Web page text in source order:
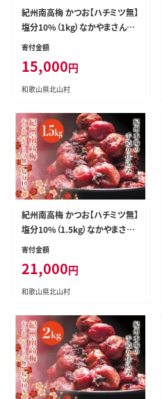
紀州南高梅 かつお【ハチミツ無】
塩分10%（1kg）なかやまさんち
の梅干 うめ ウメ【nky002-210
寄付金額
15,000円
和歌山県北山村
紀州南高梅 かつお【ハチミツ無】
塩分10%（1.5kg）なかやまさん
ちの梅干 うめ ウメ【nky003-21
寄付金額
21,000円
和歌山県北山村